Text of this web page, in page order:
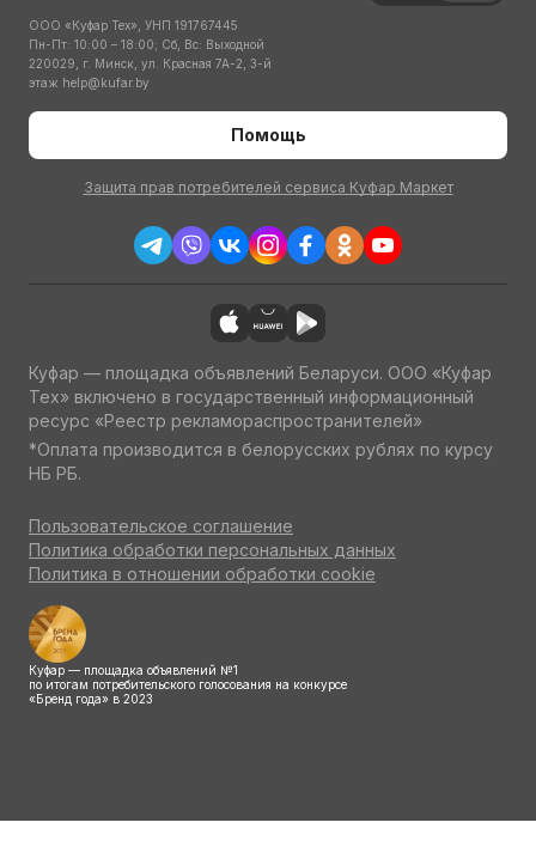
ООО «Куфар Тех», УНП 191767445
Пн-Пт: 10:00 – 18:00; Сб, Вс: Выходной
220029, г. Минск, ул. Красная 7А-2, 3-й
этаж help@kufar.by
Помощь
Защита прав потребителей сервиса Куфар Маркет
Куфар — площадка объявлений Беларуси. ООО «Куфар
Тех» включено в государственный информационный
ресурс «Реестр рекламораспространителей»
*Оплата производится в белорусских рублях по курсу
НБ РБ.
Пользовательское соглашение
Политика обработки персональных данных
Политика в отношении обработки cookie
Куфар — площадка объявлений №1
по итогам потребительского голосования на конкурсе
«Бренд года» в 2023